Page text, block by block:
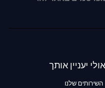
אולי יעניין אותך
השירותים שלנו